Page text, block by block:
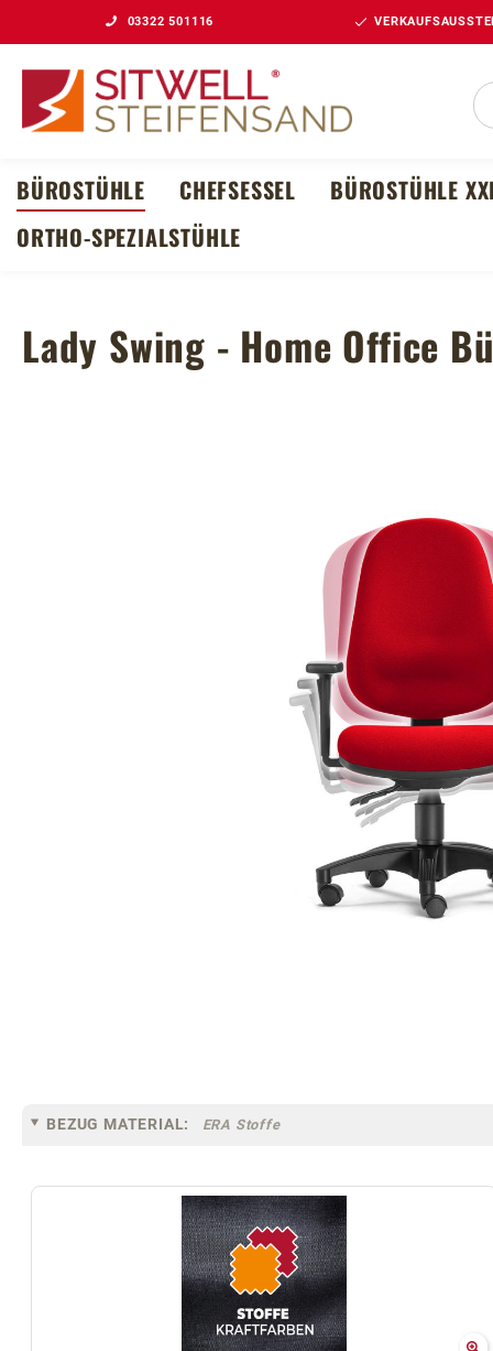
Hauptinhalt springen
Zur Suche springen
Zur Hauptnavigation springen
03322 501116
BÜROSTÜHLE CHEFSESSEL BÜROSTÜHLE
ORTHO-SPEZIALSTÜHLE
Lady Swing - Home Office
BEZUG MATERIAL: ERA Stoffe